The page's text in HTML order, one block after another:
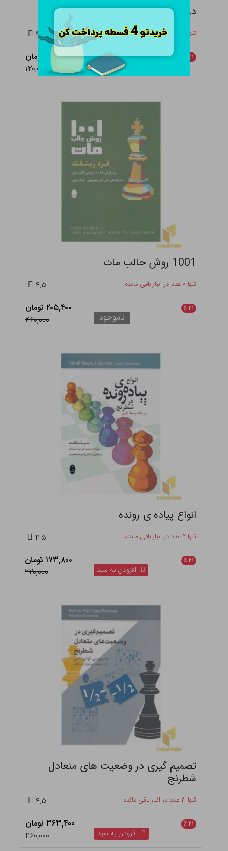
درس های استراتژی در شطرنج
تنها ۰ عدد در انبار باقی مانده ۴.۵
۲۱
۹۴,۸۰۰ تومان
۱۲۰,۰۰۰
ناموجود
1001 روش حالب مات
تنها ۰ عدد در انبار باقی مانده ۴.۵
۲۱ ٪
۲۰۵,۴۰۰ تومان
۲۶۰,۰۰۰
ناموجود
انواع پیاده ی رونده
تنها ۲ عدد در انبار باقی مانده ۴.۵
۲۱ ٪
۱۷۳,۸۰۰ تومان
۲۲۰,۰۰۰
افزودن به سبد
تصمیم گیری در وضعیت های متعادل
شطرنج
تنها ۳ عدد در انبار باقی مانده ۴.۵
۲۱ ٪
۳۶۳,۴۰۰ تومان
۴۶۰,۰۰۰
افزودن به سبد